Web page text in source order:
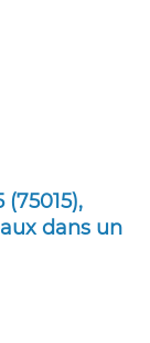
dans un